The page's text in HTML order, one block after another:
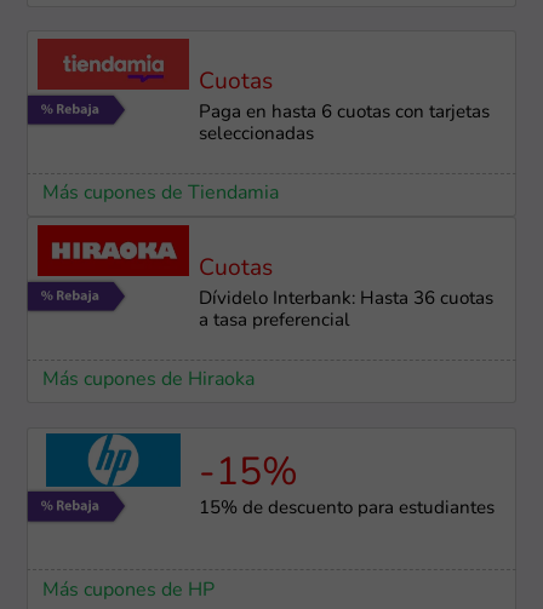
Cuotas
Paga en hasta 6 cuotas con tarjetas
seleccionadas
Más cupones de Tiendamia
Cuotas
Dívidelo Interbank: Hasta 36 cuotas
a tasa preferencial
Más cupones de Hiraoka
-15%
15% de descuento para estudiantes
Más cupones de HP